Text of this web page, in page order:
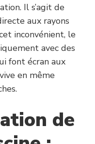
Il s’agit de
aux rayons
inconvénient, le
avec des
font écran aux
en même
de